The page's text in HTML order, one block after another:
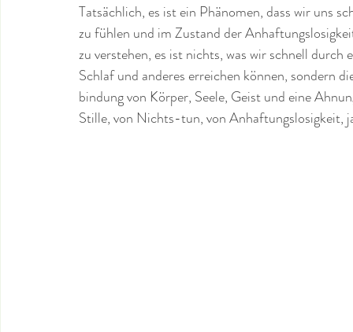
Tatsächlich, es ist ein Phänomen, dass wir uns
zu fühlen und im Zustand der
zu verstehen, es ist nichts, was wir schnell durch
Schlaf und anderes erreichen können, sondern
bindung von Körper, Seele, Geist und eine
Stille, von Nichts-tun, von Anhaftungslosigkeit,